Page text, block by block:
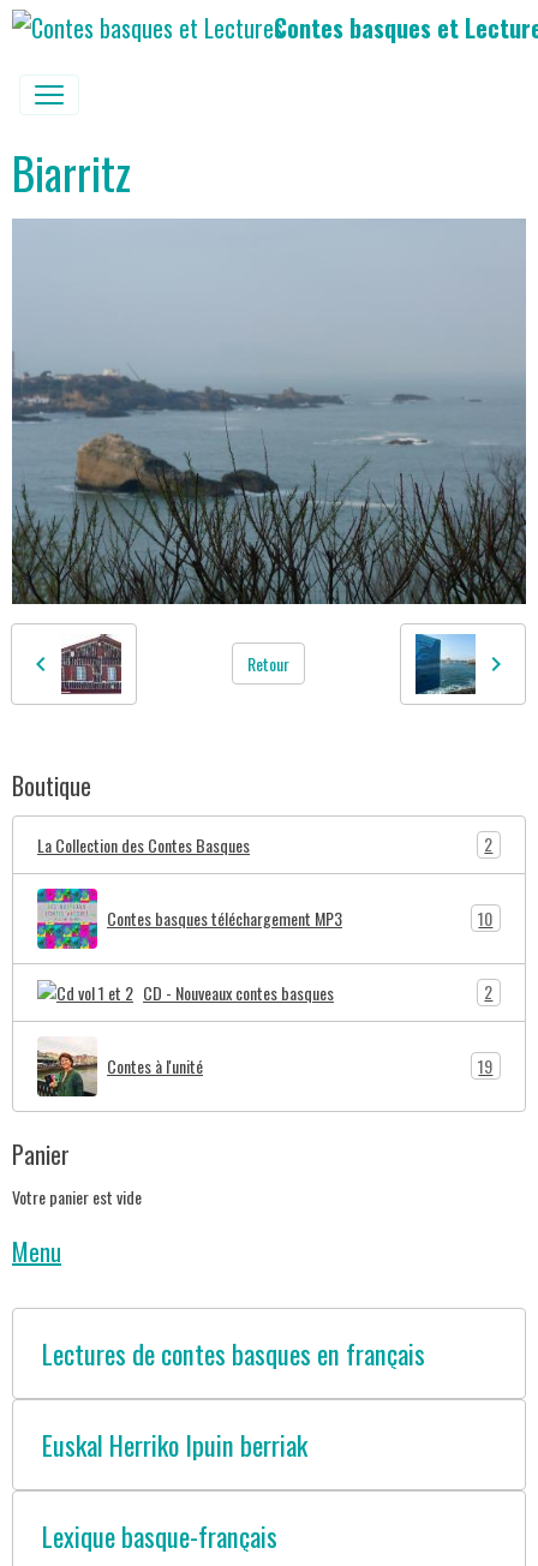
Contes basques et
Biarritz
Retour
Boutique
La Collection des Contes Basques 2
Contes basques téléchargement MP3 10
CD - Nouveaux contes basques 2
Contes à l'unité 19
Panier
Votre panier est vide
Menu
Lectures de contes basques en français
Euskal Herriko Ipuin berriak
Lexique basque-français